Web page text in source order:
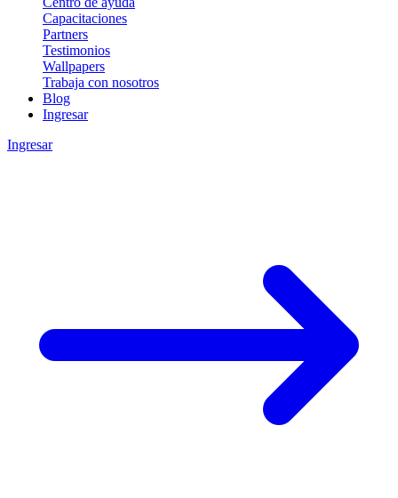
Capacitaciones
Partners
Testimonios
Wallpapers
Trabaja con nosotros
Blog
Ingresar
Ingresar